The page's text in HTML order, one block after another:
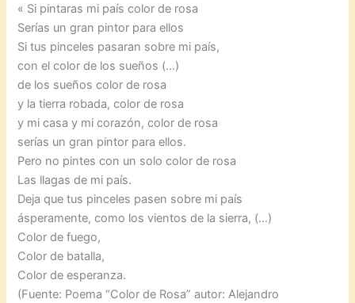
« Si pintaras mi país color de rosa
Serías un gran pintor para ellos
Si tus pinceles pasaran sobre mi país,
con el color de los sueños (…)
de los sueños color de rosa
y la tierra robada, color de rosa
y mi casa y mi corazón, color de rosa
serías un gran pintor para ellos.
Pero no pintes con un solo color de rosa
Las llagas de mi país.
Deja que tus pinceles pasen sobre mi país
ásperamente, como los vientos de la sierra, (…)
Color de fuego,
Color de batalla,
Color de esperanza.
(Fuente: Poema “Color de Rosa” autor: Alejandro